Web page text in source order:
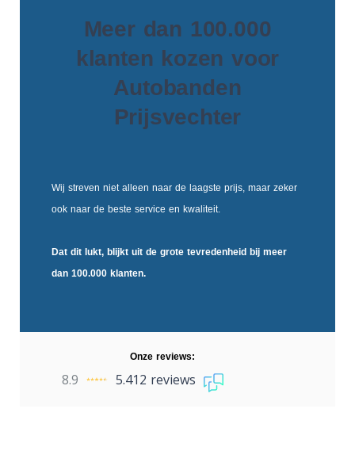
Meer dan 100.000
klanten kozen voor
Autobanden
Prijsvechter
Wij streven niet alleen naar de laagste prijs, maar zeker
ook naar de beste service en kwaliteit.
Dat dit lukt, blijkt uit de grote tevredenheidbij meer
dan 100.000 klanten.
Onze reviews:
8.9 5.412 reviews